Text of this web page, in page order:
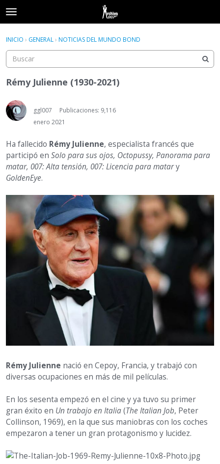
t
o
g
e
m
e
n
u
Acceder Registrarse
Actividad
Acceder Registrarse
INICIO › GENERAL› NOTICIAS DEL MUNDO BOND
Rémy Julienne (1930-2021)
ggl007
Publicaciones: 9,116
enero 2021
Ha fallecido Rémy Julienne, especialista francés que
participó en Solo para sus ojos, Octopussy, Panorama para
matar, 007: Alta tensión, 007: Licencia para matary
GoldenEye.
Rémy Julienne nació en Cepoy, Francia, y trabajó con
diversas ocupaciones en más de mil películas.
En los sesenta empezó en el cine y ya tuvo su primer
gran éxito en Un trabajo en Italia(The Italian Job, Peter
Collinson, 1969), en la que sus maniobras con los coches
empezaron a tener un gran protagonismo y lucidez.